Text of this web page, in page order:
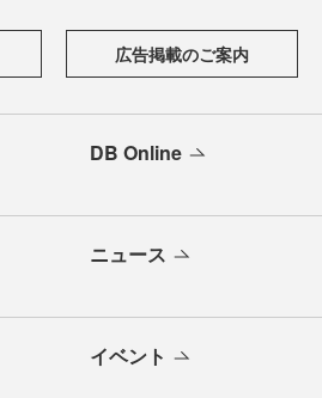
広告掲載のご案内
DB Online
ニュース
イベント